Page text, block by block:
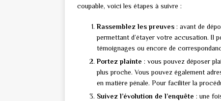
coupable, voici les étapes à suivre :
Rassemblez les preuves : avant de
permettant d’étayer votre accusation. Il
témoignages ou encore de
Portez plainte : vous pouvez déposer
plus proche. Vous pouvez également
en matière pénale. Pour faciliter la
Suivez l’évolution de l’enquête : une